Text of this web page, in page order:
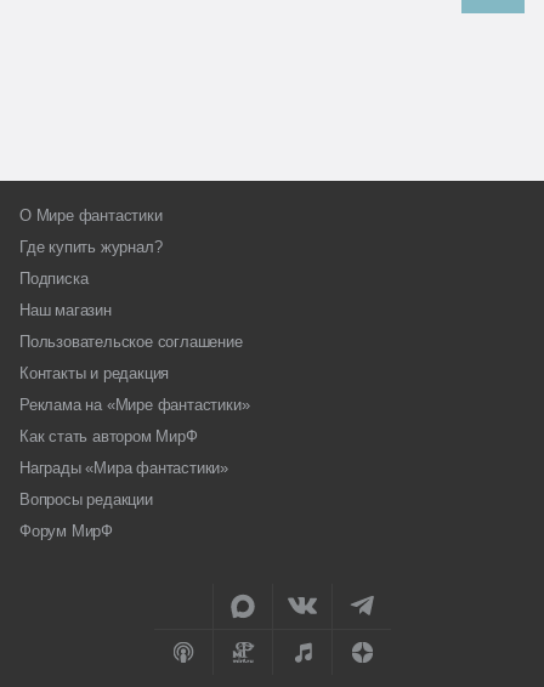
О Мире фантастики
Где купить журнал?
Подписка
Наш магазин
Пользовательское соглашение
Контакты и редакция
Реклама на «Мире фантастики»
Как стать автором МирФ
Награды «Мира фантастики»
Вопросы редакции
Форум МирФ